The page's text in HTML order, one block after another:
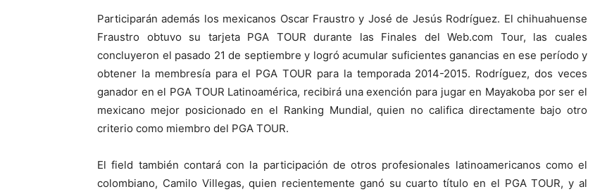
Participarán además los mexicanos Oscar Fraustro y José de Jesús Rodríguez. El chihuahuense
Fraustro obtuvo su tarjeta PGA TOUR durante las Finales del Web.com Tour, las cuales
concluyeron el pasado 21 de septiembre y logró acumular suficientes ganancias en ese período y
obtener la membresía para el PGA TOUR para la temporada 2014-2015. Rodríguez, dos veces
ganador en el PGA TOUR Latinoamérica, recibirá una exención para jugar en Mayakoba por ser el
mexicano mejor posicionado en el Ranking Mundial, quien no califica directamente bajo otro
criterio como miembro del PGA TOUR.
El field también contará con la participación de otros profesionales latinoamericanos como el
colombiano, Camilo Villegas, quien recientemente ganó su cuarto título en el PGA TOUR, y al